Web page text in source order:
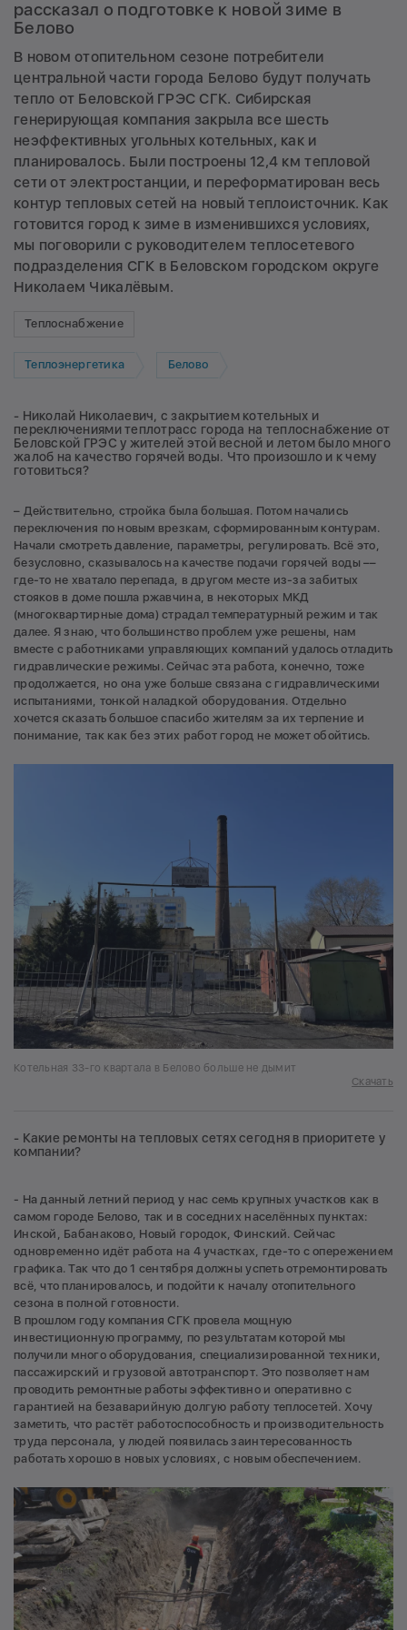
рассказал о подготовке к новой зиме в
Белово
В новом отопительном сезоне потребители
центральной части города Белово будут получать
тепло от Беловской ГРЭС СГК. Сибирская
генерирующая компания закрыла все шесть
неэффективных угольных котельных, как и
планировалось. Были построены 12,4 км тепловой
сети от электростанции, и переформатирован весь
контур тепловых сетей на новый теплоисточник. Как
готовится город к зиме в изменившихся условиях,
мы поговорили с руководителем теплосетевого
подразделения СГК в Беловском городском округе
Николаем Чикалёвым.
Теплоснабжение
Теплоэнергетика Белово
- Николай Николаевич, с закрытием котельных и
переключениями теплотрасс города на теплоснабжение от
Беловской ГРЭС у жителей этой весной и летом было много
жалоб на качество горячей воды. Что произошло и к чему
готовиться?
– Действительно, стройка была большая. Потом начались
переключения по новым врезкам, сформированным контурам.
Начали смотреть давление, параметры, регулировать. Всё это,
безусловно, сказывалось на качестве подачи горячей воды ––
где-то не хватало перепада, в другом месте из-за забитых
стояков в доме пошла ржавчина, в некоторых МКД
(многоквартирные дома) страдал температурный режим и так
далее. Я знаю, что большинство проблем уже решены, нам
вместе с работниками управляющих компаний удалось отладить
гидравлические режимы. Сейчас эта работа, конечно, тоже
продолжается, но она уже больше связана с гидравлическими
испытаниями, тонкой наладкой оборудования. Отдельно
хочется сказать большое спасибо жителям за их терпение и
понимание, так как без этих работ город не может обойтись.
Котельная 33-го квартала в Белово больше не дымит
Скачать
- Какие ремонты на тепловых сетях сегодня в приоритете у
компании?
- На данный летний период у нас семь крупных участков как в
самом городе Белово, так и в соседних населённых пунктах:
Инской, Бабанаково, Новый городок, Финский. Сейчас
одновременно идёт работа на 4 участках, где-то с опережением
графика. Так что до 1 сентября должны успеть отремонтировать
всё, что планировалось, и подойти к началу отопительного
сезона в полной готовности.
В прошлом году компания СГК провела мощную
инвестиционную программу, по результатам которой мы
получили много оборудования, специализированной техники,
пассажирский и грузовой автотранспорт. Это позволяет нам
проводить ремонтные работы эффективно и оперативно с
гарантией на безаварийную долгую работу теплосетей. Хочу
заметить, что растёт работоспособность и производительность
труда персонала, у людей появилась заинтересованность
работать хорошо в новых условиях, с новым обеспечением.